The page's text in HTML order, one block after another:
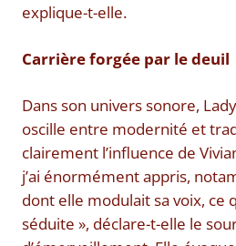
explique-t-elle.
Carrière forgée par le deuil
Dans son univers sonore,
oscille entre modernité et
clairement l’influence de
j’ai énormément appris,
dont elle modulait sa voix, ce
séduite », déclare-t-elle le